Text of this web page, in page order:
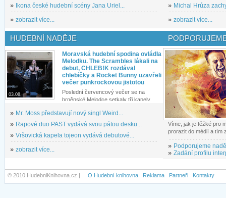
» Ikona české hudební scény Jana Uriel...
» zobrazit více...
» Michal Hrůza
» zobrazit více...
HUDEBNÍ NADĚJE
03.08.
Moravská hudební spodina ovládla
Melodku. The Scrambles lákali na
debut, CHLEB!K rozdával
chlebíčky a Rocket Bunny uzavřeli
večer punkrockovou jistotou
Poslední červencový večer se na
brněnské Melodce setkaly tři kapely...
» Mr. Moss představují nový singl Weird...
» Rapové duo PAST vydává svou pátou desku...
» Vršovická kapela tojeon vydává debutové...
» zobrazit více...
Víme, jak je těžké pro
prorazit do médií a tím
» Podporujeme
» Zadání profilu
© 2010 HudebniKnihovna.cz | O Hudební knihovna Reklama Partneři Kontakty